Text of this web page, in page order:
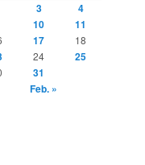
3
4
10 11
17 18
24 25
31
Feb. »